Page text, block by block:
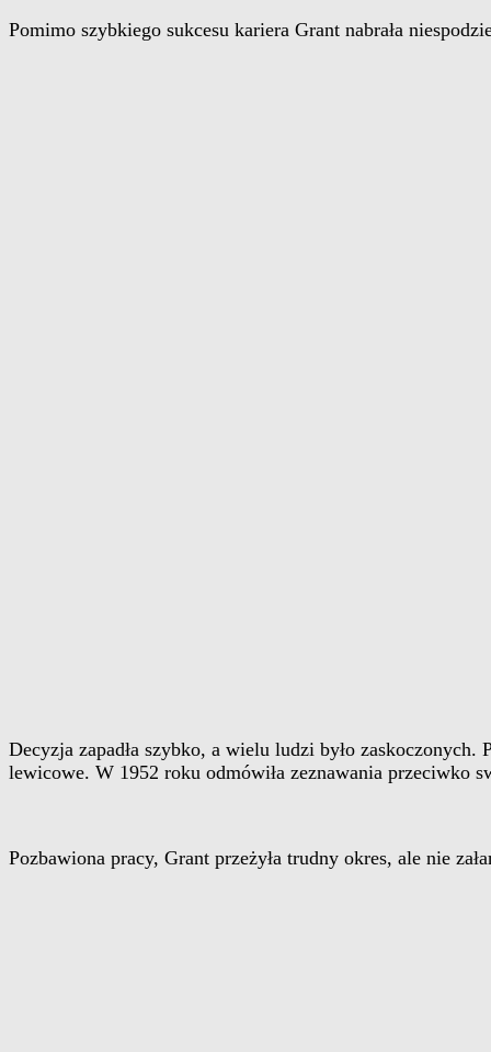
Pomimo szybkiego sukcesu kariera Grant nabrała
Decyzja zapadła szybko, a wielu ludzi było
lewicowe. W 1952 roku odmówiła zeznawania przeciwko
Pozbawiona pracy, Grant przeżyła trudny okres, ale nie